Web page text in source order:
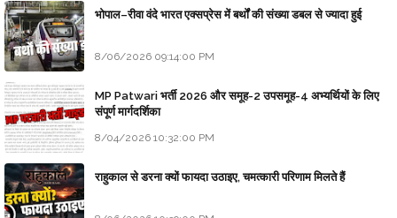
भोपाल–रीवा वंदे भारत एक्सप्रेस में बर्थों की संख्या डबल से ज्यादा हुई
8/06/2026 09:14:00 PM
MP Patwari भर्ती 2026 और समूह-2 उपसमूह-4 अभ्यर्थियों के लिए
संपूर्ण मार्गदर्शिका
8/04/2026 10:32:00 PM
राहुकाल से डरना क्यों फायदा उठाइए, चमत्कारी परिणाम मिलते हैं